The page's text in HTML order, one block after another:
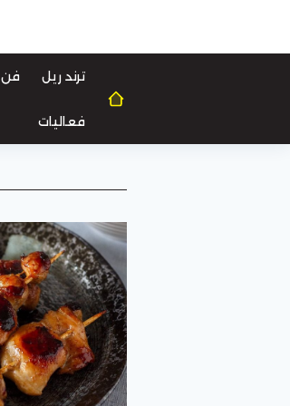
ترند ريل فن
فعاليات